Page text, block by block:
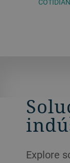
Explore